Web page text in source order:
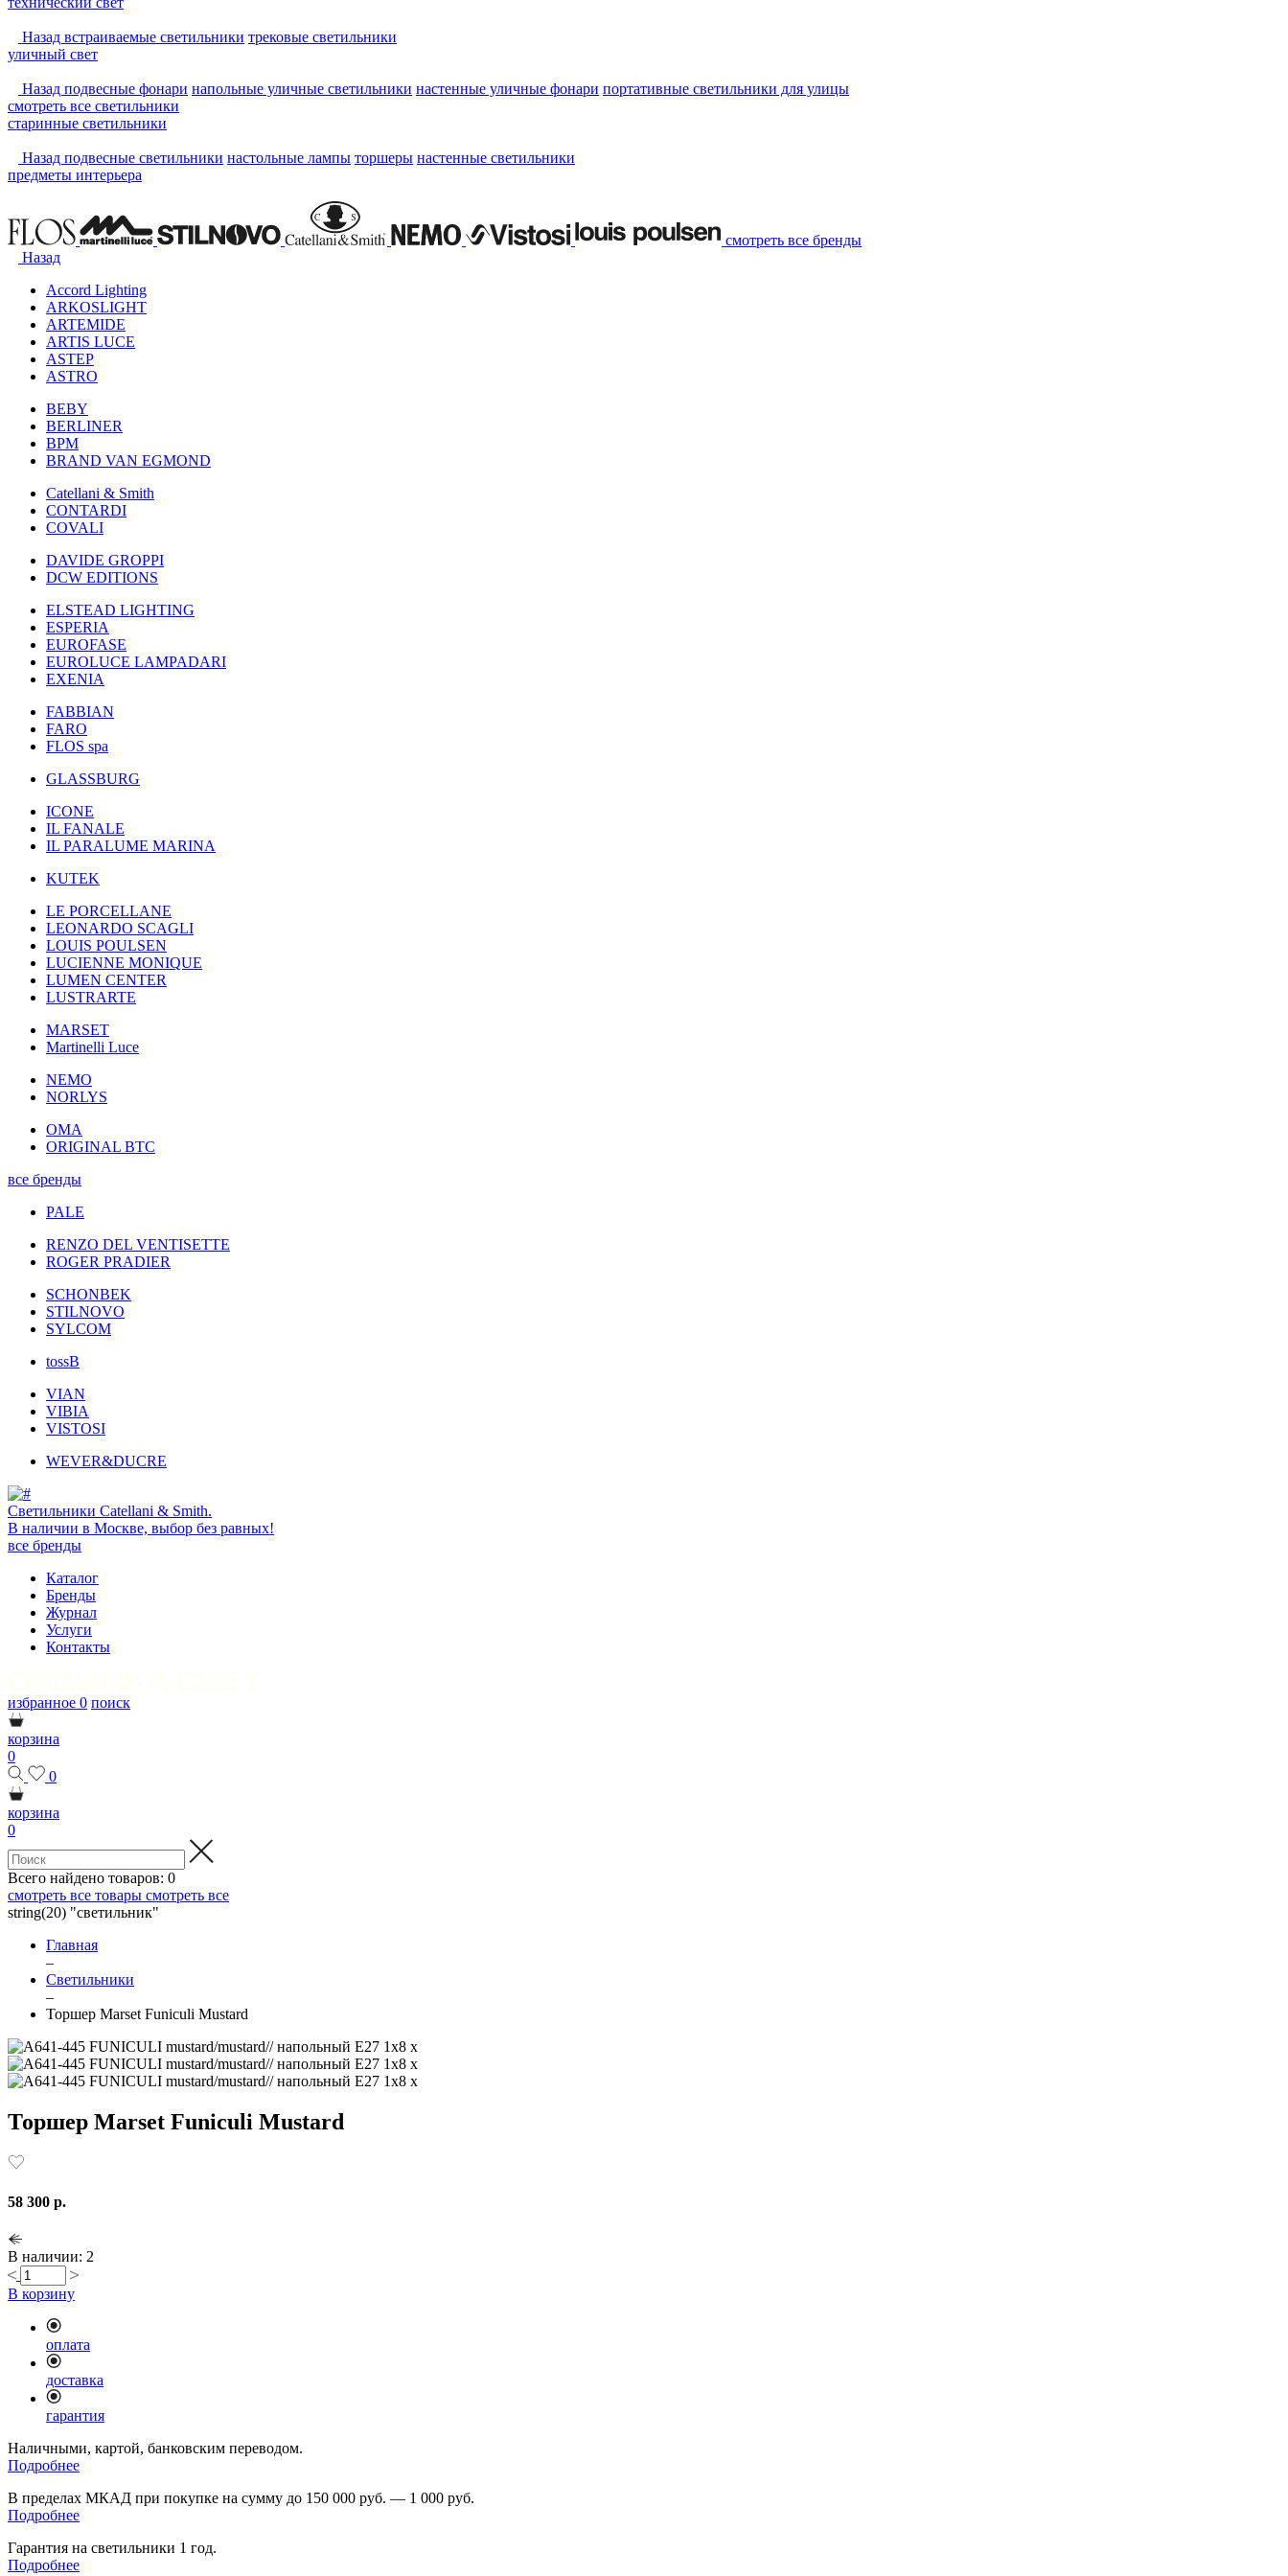
Назад встраиваемые светильники трековые светильники
уличный свет
Назад подвесные фонари напольные уличные светильники настенные уличные фонари портативные светильники для улицы
смотреть все светильники
старинные светильники
Назад подвесные светильники настольные лампы торшеры настенные светильники
предметы интерьера
смотреть все бренды
Назад
Accord Lighting
ARKOSLIGHT
ARTEMIDE
ARTIS LUCE
ASTEP
ASTRO
BEBY
BERLINER
BPM
BRAND VAN EGMOND
Catellani & Smith
CONTARDI
COVALI
DAVIDE GROPPI
DCW EDITIONS
ELSTEAD LIGHTING
ESPERIA
EUROFASE
EUROLUCE LAMPADARI
EXENIA
FABBIAN
FARO
FLOS spa
GLASSBURG
ICONE
IL FANALE
IL PARALUME MARINA
KUTEK
LE PORCELLANE
LEONARDO SCAGLI
LOUIS POULSEN
LUCIENNE MONIQUE
LUMEN CENTER
LUSTRARTE
MARSET
Martinelli Luce
NEMO
NORLYS
OMA
ORIGINAL BTC
все бренды
PALE
RENZO DEL VENTISETTE
ROGER PRADIER
SCHONBEK
STILNOVO
SYLCOM
tossB
VIAN
VIBIA
VISTOSI
WEVER&DUCRE
Светильники Catellani & Smith.
В наличии в Москве, выбор без равных!
все бренды
Каталог
Бренды
Журнал
Услуги
Контакты
избранное 0 поиск
корзина
0
0
корзина
0
Всего найдено товаров: 0
смотреть все товары смотреть все
string(20) "светильник"
Главная
–
Светильники
–
Торшер Marset Funiculi Mustard
Торшер Marset Funiculi Mustard
58 300 р.
В наличии: 2
В корзину
оплата
доставка
гарантия
Наличными, картой, банковским переводом.
Подробнее
В пределах МКАД при покупке на сумму до 150 000 руб. — 1 000 руб.
Подробнее
Гарантия на светильники 1 год.
Подробнее